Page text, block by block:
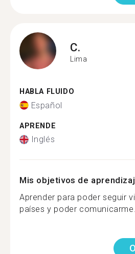
C.
Lima
HABLA FLUIDO
Español
APRENDE
Inglés
Mis objetivos de
Aprender para poder seguir
países y poder